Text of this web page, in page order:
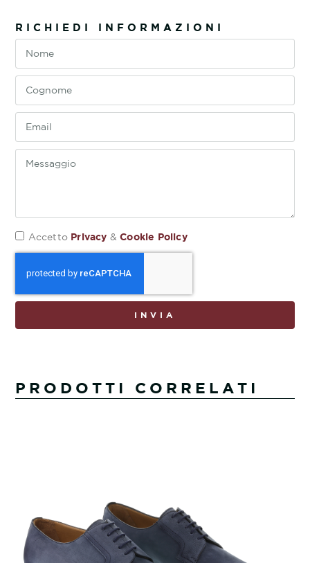
RICHIEDI INFORMAZIONI
Accetto Privacy &Cookie Policy
INVIA
PRODOTTI CORRELATI